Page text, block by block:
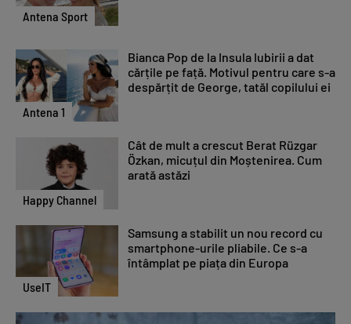
Antena Sport
Antena 1
Bianca Pop de la Insula Iubirii a dat
cărțile pe față. Motivul pentru care s-a
despărțit de George, tatăl copilului ei
Happy Channel
Cât de mult a crescut Berat Rüzgar
Özkan, micuțul din Moștenirea. Cum
arată astăzi
UseIT
Samsung a stabilit un nou record cu
smartphone-urile pliabile. Ce s-a
întâmplat pe piața din Europa